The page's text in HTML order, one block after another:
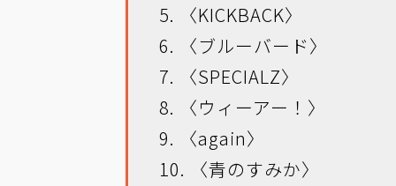
5. 〈KICKBACK〉
6. 〈ブルーバード〉
7. 〈SPECIALZ〉
8. 〈ウィーアー！〉
9. 〈again〉
10. 〈青のすみか〉